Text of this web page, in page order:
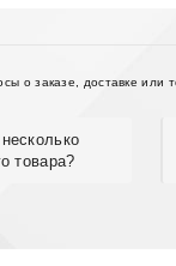
о заказе, доставке или
товара?